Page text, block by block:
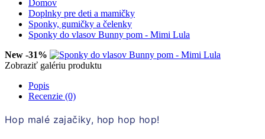
Domov
Doplnky pre deti a mamičky
Sponky, gumičky a čelenky
Sponky do vlasov Bunny pom - Mimi Lula
New -31%
Zobraziť galériu produktu
Popis
Recenzie (0)
Hop malé zajačiky, hop hop hop!